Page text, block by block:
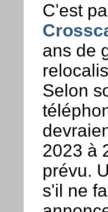
C'est
ans de
Selon
2023 à
prévu.
s'il ne